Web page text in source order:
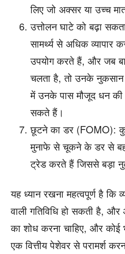
लिए जो अक्सर या उच्च
उत्तोलन घाटे को बढ़ा
सामर्थ्य से अधिक व्यापार
उपयोग करते हैं, और जब
चलता है, तो उनके नुकसान
में उनके पास मौजूद धन की
सकते हैं।
छूटने का डर (FOMO):
मुनाफे से चूकने के डर से
ट्रेड करते हैं जिससे बड़ा
यह ध्यान रखना महत्वपूर्ण है कि
वाली गतिविधि हो सकती है,
का शोध करना चाहिए, और कोई
एक वित्तीय पेशेवर से परामर्श